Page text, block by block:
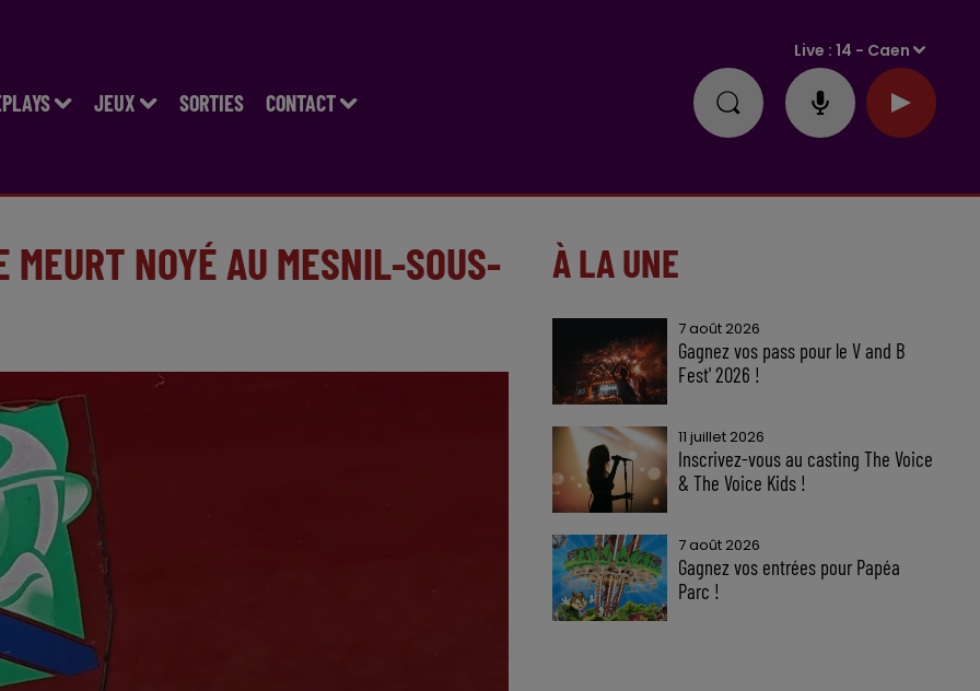
JEUX SORTIES CONTACT
Live :14 - Caen
NOYÉ AU MESNIL-SOUS-
À LA UNE
7 août 2026
Gagnez vos pass pour le V and B
Fest' 2026 !
11 juillet 2026
Inscrivez-vous au casting The Voice
& The Voice Kids !
7 août 2026
Gagnez vos entrées pour Papéa
Parc !